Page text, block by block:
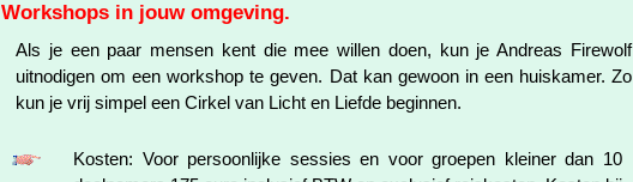
Workshops in jouw omgeving.
Als je een paar mensen kent die mee willen doen, kun je Andreas Firewolf
uitnodigen om een workshop te geven. Dat kan gewoon in een huiskamer. Zo
kun je vrij simpel een Cirkel van Licht en Liefde beginnen.
Kosten: Voor persoonlijke sessies en voor groepen kleiner dan 10